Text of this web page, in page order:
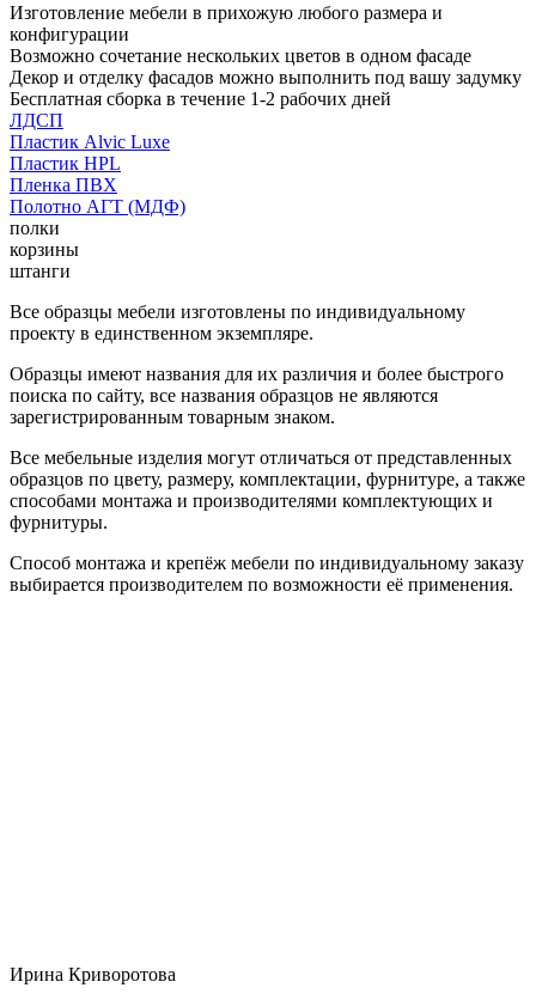
Изготовление мебели в прихожую любого размера и
конфигурации
Возможно сочетание нескольких цветов в одном фасаде
Декор и отделку фасадов можно выполнить под вашу задумку
Бесплатная сборка в течение 1-2 рабочих дней
ЛДСП
Пластик Alvic Luxe
Пластик HPL
Пленка ПВХ
Полотно АГТ (МДФ)
полки
корзины
штанги
Все образцы мебели изготовлены по индивидуальному
проекту в единственном экземпляре.
Образцы имеют названия для их различия и более быстрого
поиска по сайту, все названия образцов не являются
зарегистрированным товарным знаком.
Все мебельные изделия могут отличаться от представленных
образцов по цвету, размеру, комплектации, фурнитуре, а также
способами монтажа и производителями комплектующих и
фурнитуры.
Способ монтажа и крепёж мебели по индивидуальному заказу
выбирается производителем по возможности её применения.
Ирина Криворотова